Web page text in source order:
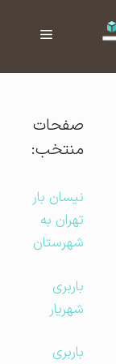
فهرست
صفحات
منتخب:
نیسان بار
تهران به
شهرستان
باربری
شهریار
باربری